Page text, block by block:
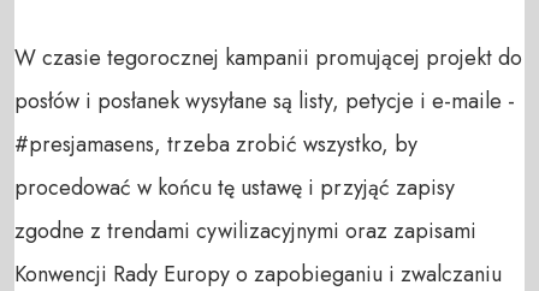
W czasie tegorocznej kampanii promującej projekt do
posłów i posłanek wysyłane są listy, petycje i e-maile -
#presjamasens, trzeba zrobić wszystko, by
procedować w końcu tę ustawę i przyjąć zapisy
zgodne z trendami cywilizacyjnymi oraz zapisami
Konwencji Rady Europy o zapobieganiu i zwalczaniu